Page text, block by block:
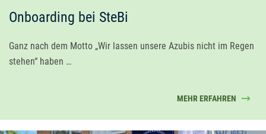
Onboarding bei SteBi
Ganz nach dem Motto „Wir lassen unsere Azubis nicht im Regen
stehen“ haben …
MEHR ERFAHREN